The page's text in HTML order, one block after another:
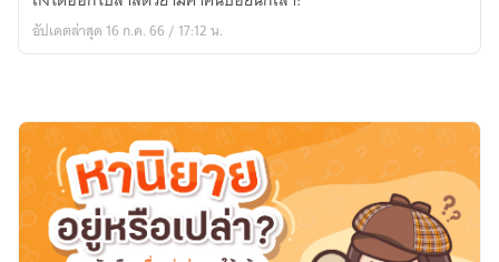
ฤดู
ผลิ
กลาง
ใจ
อัปเดตล่าสุด 16 ก.ค. 66 / 17:12 น.